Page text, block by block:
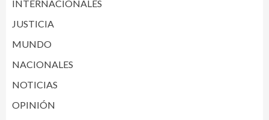
INTERNACIONALES
JUSTICIA
MUNDO
NACIONALES
NOTICIAS
OPINIÓN